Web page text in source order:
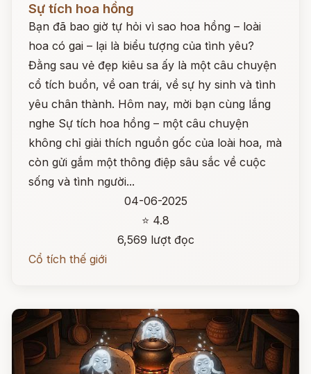
Sự tích hoa hồng
Bạn đã bao giờ tự hỏi vì sao hoa hồng – loài
hoa có gai – lại là biểu tượng của tình yêu?
Đằng sau vẻ đẹp kiêu sa ấy là một câu chuyện
cổ tích buồn, về oan trái, về sự hy sinh và tình
yêu chân thành. Hôm nay, mời bạn cùng lắng
nghe Sự tích hoa hồng – một câu chuyện
không chỉ giải thích nguồn gốc của loài hoa, mà
còn gửi gắm một thông điệp sâu sắc về cuộc
sống và tình người...
04-06-2025
⭐ 4.8
6,569 lượt đọc
Cổ tích thế giới